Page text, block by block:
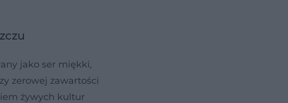
jako ser miękki,
zerowej zawartości
żywych kultur